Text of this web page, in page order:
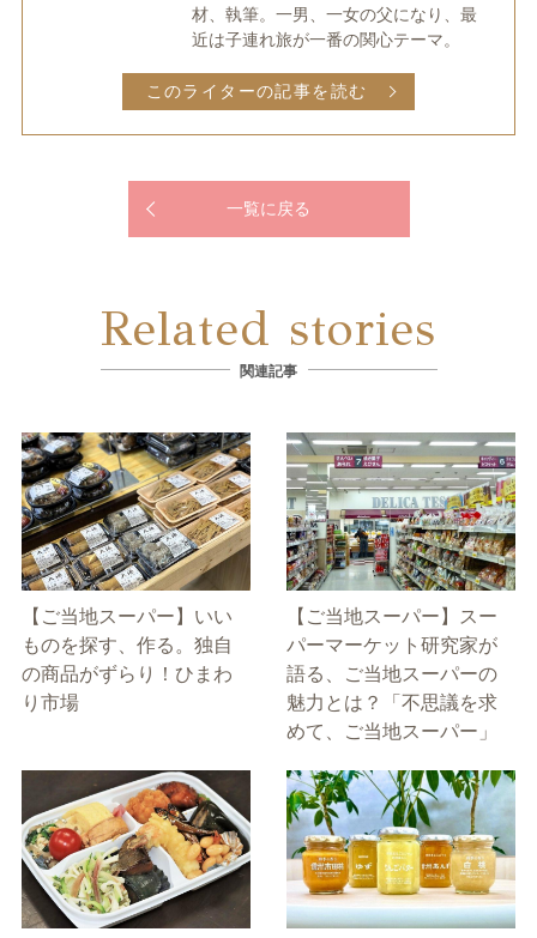
材、執筆。一男、一女の父になり、最
近は子連れ旅が一番の関心テーマ。
このライターの記事を読む
一覧に戻る
Related stories
関連記事
【ご当地スーパー】いい
ものを探す、作る。独自
の商品がずらり！ひまわ
り市場
【ご当地スーパー】スー
パーマーケット研究家が
語る、ご当地スーパーの
魅力とは？「不思議を求
めて、ご当地スーパー」